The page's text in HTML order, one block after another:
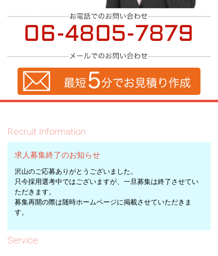
Recruit Information
求人募集終了のお知らせ
沢山のご応募ありがとうございました。
只今採用選考中ではございますが、一旦募集は終了させてい
ただきます。
募集再開の際は随時ホームページに掲載させていただきま
す。
Service